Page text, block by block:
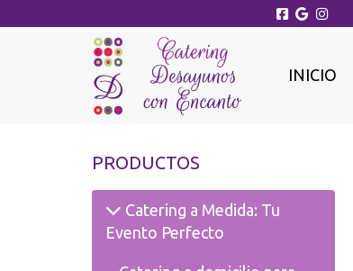
INICIO
PRODUCTOS
Catering a Medida: Tu
Evento Perfecto